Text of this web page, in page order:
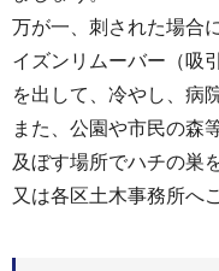
万が一、刺された場合
イズンリムーバー（吸
を出して、冷やし、病
また、公園や市民の森
及ぼす場所でハチの巣
又は各区土木事務所へ